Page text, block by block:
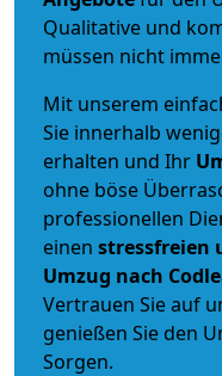
Qualitative und
müssen nicht
Mit unserem
Sie innerhalb
erhalten und Ihr
ohne böse
professionellen
einen stressfreien
Umzug nach
Vertrauen Sie auf
genießen Sie den
Sorgen.